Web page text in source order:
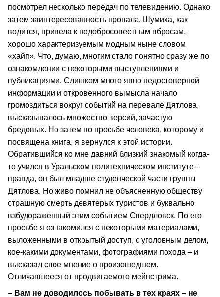
посмотрел несколько передач по телевидению. Однако
затем заинтересованность пропала. Шумиха, как
водится, привела к недобросовестным вбросам,
хорошо характеризуемым модным ныне словом
«хайп». Что, думаю, многим стало понятно сразу же по
ознакомлении с некоторыми выступлениями и
публикациями. Слишком много явно недостоверной
информации и откровенного вымысла начало
громоздиться вокруг событий на перевале Дятлова,
высказывалось множество версий, зачастую
бредовых. Но затем по просьбе человека, которому и
посвящена книга, я вернулся к этой истории.
Обратившийся ко мне давний близкий знакомый когда-
то учился в Уральском политехническом институте –
правда, он был младше студенческой части группы
Дятлова. Но живо помнил не объясненную обществу
страшную смерть девятерых туристов и буквально
взбудораженный этим событием Свердловск. По его
просьбе я ознакомился с некоторыми материалами,
выложенными в открытый доступ, с уголовным делом,
кое-какими документами, фотографиями похода – и
высказал свое мнение о произошедшем.
Отличавшееся от продвигаемого мейнстрима.
– Вам не доводилось побывать в тех краях – не